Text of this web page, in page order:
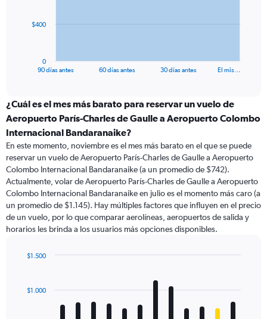
The
categories.
Range:
91
categories.
The
chart
has
1
Y
axis
displaying
values.
to
90 días antes 60 días antes 30 días antes El mis…
0
$400
¿Cuál es el mes más barato para reservar un vuelo de
Aeropuerto París-Charles de Gaulle a Aeropuerto Colombo
Internacional Bandaranaike?
En este momento, noviembre es el mes más barato en el que se puede
reservar un vuelo de Aeropuerto París-Charles de Gaulle a Aeropuerto
Colombo Internacional Bandaranaike (a un promedio de $742).
Actualmente, volar de Aeropuerto París-Charles de Gaulle a Aeropuerto
Colombo Internacional Bandaranaike en julio es el momento más caro (a
un promedio de $1.145). Hay múltiples factores que influyen en el precio
de un vuelo, por lo que comparar aerolíneas, aeropuertos de salida y
horarios les brinda a los usuarios más opciones disponibles.
with
12
$1.000
$1.500